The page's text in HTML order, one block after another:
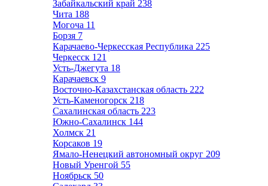
Забайкальский край 238
Чита 188
Могоча 11
Борзя 7
Карачаево-Черкесская Республика 225
Черкесск 121
Усть-Джегута 18
Карачаевск 9
Восточно-Казахстанская область 222
Усть-Каменогорск 218
Сахалинская область 223
Южно-Сахалинск 144
Холмск 21
Корсаков 19
Ямало-Ненецкий автономный округ 209
Новый Уренгой 55
Ноябрьск 50